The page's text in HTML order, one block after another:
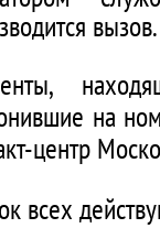
вызов.
на
центр
всех